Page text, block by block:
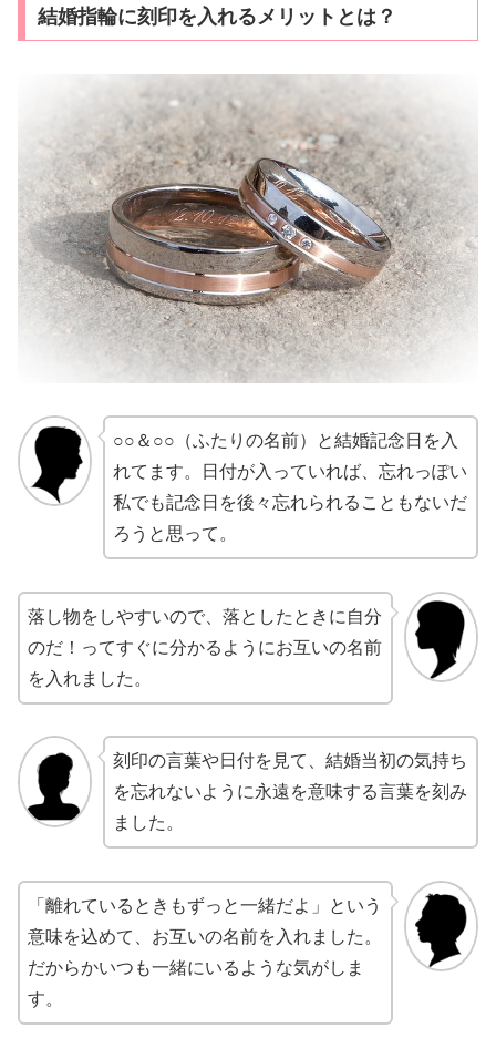
結婚指輪に刻印を入れるメリットとは？
○○＆○○（ふたりの名前）と結婚記念日を入
れてます。日付が入っていれば、忘れっぽい
私でも記念日を後々忘れられることもないだ
ろうと思って。
落し物をしやすいので、落としたときに自分
のだ！ってすぐに分かるようにお互いの名前
を入れました。
刻印の言葉や日付を見て、結婚当初の気持ち
を忘れないように永遠を意味する言葉を刻み
ました。
「離れているときもずっと一緒だよ」という
意味を込めて、お互いの名前を入れました。
だからかいつも一緒にいるような気がしま
す。